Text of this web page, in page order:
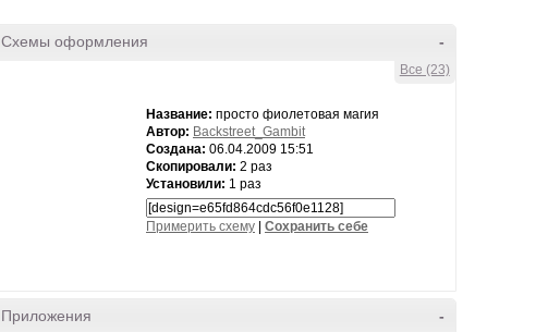
-
Схемы оформления
Все (23)
Название: просто фиолетовая магия
Автор: Backstreet_Gambit
Создана: 06.04.2009 15:51
Скопировали: 2 раз
Установили: 1 раз
Примерить схему Cохранить себе
-
Приложения